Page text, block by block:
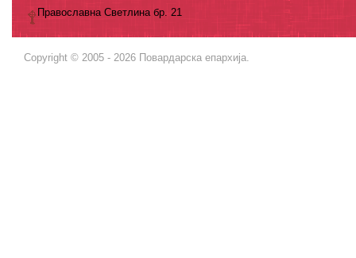
Православна Светлина бр. 21
Copyright © 2005 - 2026 Повардарска епархија.